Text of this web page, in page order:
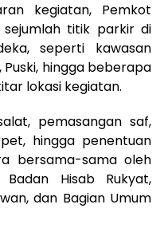
kegiatan, Pemkot
sejumlah titik parkir di
seperti kawasan
Puski, hingga beberapa
lokasi kegiatan.
pemasangan saf,
hingga penentuan
bersama-sama oleh
Hisab Rukyat,
dan Bagian Umum